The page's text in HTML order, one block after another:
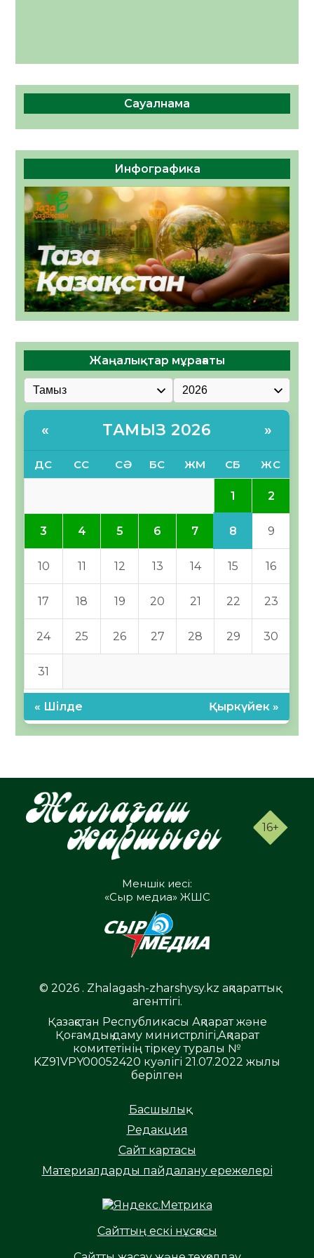
Сауалнама
Инфографика
Жаңалықтар мұрағаты
« ТАМЫЗ 2026 »
ДС СС СӘ БС ЖМ СБ ЖС
1 2
3 4 5 6 7 8 9
10 11 12 13 14 15 16
17 18 19 20 21 22 23
24 25 26 27 28 29 30
31
« Шілде Қыркүйек »
16+
Меншік иесі:
«Сыр медиа» ЖШС
© 2026 . Zhalagash-zharshysy.kz ақпараттық
агенттігі.
Қазақстан Республикасы Ақпарат және
Қоғамдық даму министрлігі,Ақпарат
комитетінің тіркеу туралы №
KZ91VPY00052420 куәлігі 21.07.2022 жылы
берілген
Басшылық
Редакция
Сайт картасы
Материалдарды пайдалану ережелері
Сайттың ескі нұсқасы